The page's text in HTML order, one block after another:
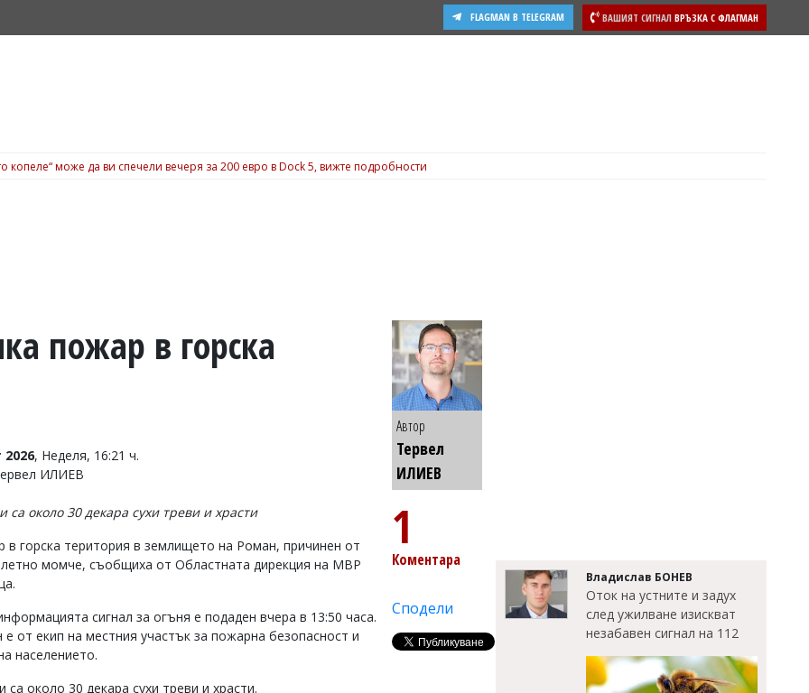
ВАШИЯТ СИГНАЛ ВРЪЗКА С ФЛАГМАН
FLAGMAN В TELEGRAM
копеле“ може да ви спечели вечеря за 200 евро в Dock 5, вижте подробности
пожар в горска
, Неделя, 16:21 ч.
ИЛИЕВ
са около 30 декара сухи треви и храсти
в горска територия в землището на Роман, причинен от
момче, съобщиха от Областната дирекция на МВР
сигнал за огъня е подаден вчера в 13:50 часа.
от екип на местния участък за пожарна безопасност и
населението.
са около 30 декара сухи треви и храсти.
Автор
Тервел
ИЛИЕВ
1
Коментара
Сподели
Владислав БОНЕВ
Оток на устните и задух
след ужилване изискват
незабавен сигнал на 112